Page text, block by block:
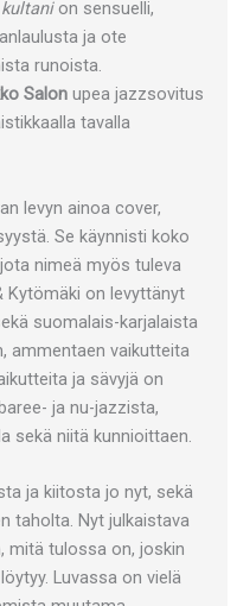
kultanion sensuelli,
ja ote
runoista.
Salon upea jazzsovitus
tavalla
levyn ainoa cover,
Se käynnisti koko
nimeä myös tuleva
Kytömäki on levyttänyt
suomalais-karjalaista
ammentaen vaikutteita
ja sävyjä on
ja nu-jazzista,
sekä niitä kunnioittaen.
ja kiitosta jo nyt, sekä
taholta. Nyt julkaistava
mitä tulossa on, joskin
Luvassa on vielä